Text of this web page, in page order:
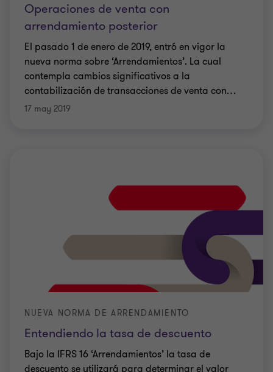
Operaciones de venta con
arrendamiento posterior
El pasado 1 de enero de 2019, entró en vigor la
nueva norma sobre ‘Arrendamientos’. La cual
contempla cambios significativos a la
contabilización de transacciones de venta con…
17 may 2019
Entendiendo la tasa de descuento
NUEVA NORMA DE ARRENDAMIENTO
Bajo la IFRS 16 ‘Arrendamientos’ la tasa de
descuento se utilizará para determinar el valor